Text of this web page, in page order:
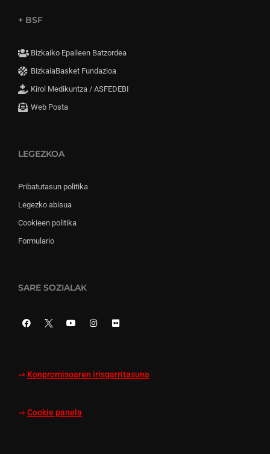
+ BSF
Bizkaiko Epaileen Batzordea
BizkaiaBasket Fundazioa
Kirol Medikuntza / ASFEDEBI
Web Posta
LEGEZKOA
Pribatutasun politika
Legezko abisua
Cookieen politika
Formulario
SARE SOZIALAK
⇒ Konpromisoaren irisgarritasuna
⇒ Cookie panela